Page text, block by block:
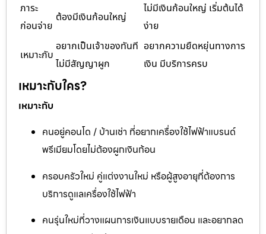
ภาระ
ก่อนจ่าย
ต้องมีเงินก้อนใหญ่
ไม่มีเงินก้อนใหญ่ เริ่มต้นได้
ง่าย
เหมาะกับ
อยากเป็นเจ้าของทันที
ไม่มีสัญญาผูก
อยากความยืดหยุ่นทางการ
เงิน มีบริการครบ
เหมาะกับใคร?
เหมาะกับ
คนอยู่คอนโด / บ้านเช่า ที่อยากเครื่องใช้ไฟฟ้าแบรนด์
พรีเมียมโดยไม่ต้องผูกเงินก้อน
ครอบครัวใหม่ คู่แต่งงานใหม่ หรือผู้สูงอายุที่ต้องการ
บริการดูแลเครื่องใช้ไฟฟ้า
คนรุ่นใหม่ที่วางแผนการเงินแบบรายเดือน และอยากลด